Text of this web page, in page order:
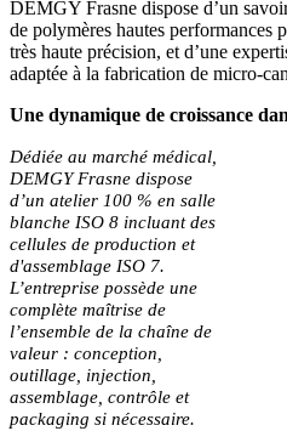
DEMGY Frasne dispose d’un
de polymères hautes performances
très haute précision, et d’une
adaptée à la fabrication de micro-
Une dynamique de croissance
Dédiée au marché médical,
DEMGY Frasne dispose
d’un atelier 100 % en salle
blanche ISO 8 incluant des
cellules de production et
d'assemblage ISO 7.
L’entreprise possède une
complète maîtrise de
l’ensemble de la chaîne de
valeur : conception,
outillage, injection,
assemblage, contrôle et
packaging si nécessaire.